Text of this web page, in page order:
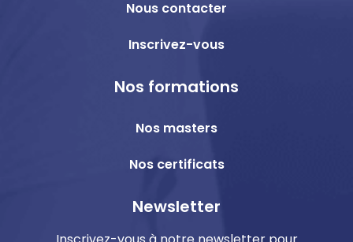
Nous contacter
Inscrivez-vous
Nos formations
Nos masters
Nos certificats
Newsletter